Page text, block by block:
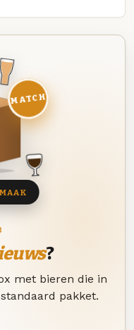
?
met bieren die in
pakket.
MATCH